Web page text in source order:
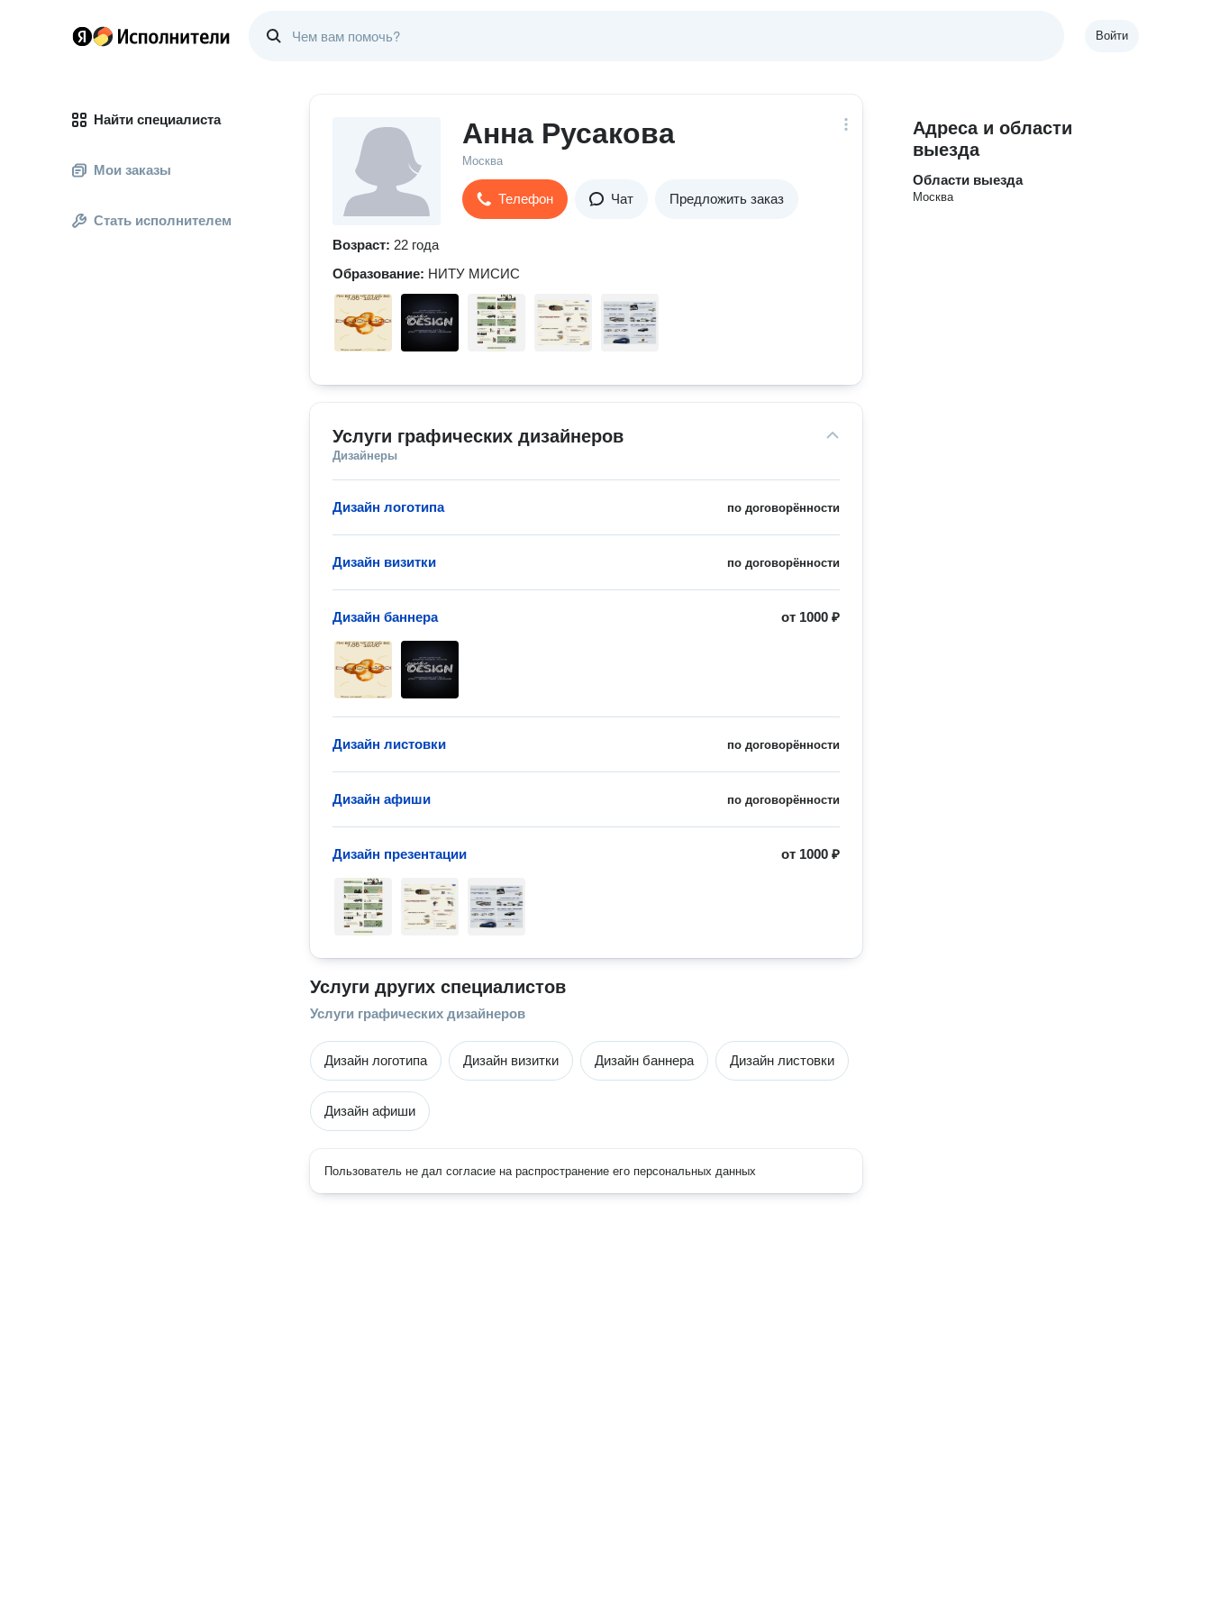
Войти
Найти специалиста
Мои заказы
Стать исполнителем
Анна Русакова
Москва
Телефон Чат Предложить заказ
Возраст: 22 года
Образование: НИТУ МИСИС
Услуги графических дизайнеров
Дизайнеры
по договорённости
Дизайн логотипа
по договорённости
Дизайн визитки
от 1000 ₽
Дизайн баннера
по договорённости
Дизайн листовки
по договорённости
Дизайн афиши
от 1000 ₽
Дизайн презентации
Услуги других специалистов
Услуги графических дизайнеров
Дизайн логотипа Дизайн визитки Дизайн баннера Дизайн листовки
Дизайн афиши
Пользователь не дал согласие на распространение его персональных данных
Адреса и области
выезда
Области выезда
Москва